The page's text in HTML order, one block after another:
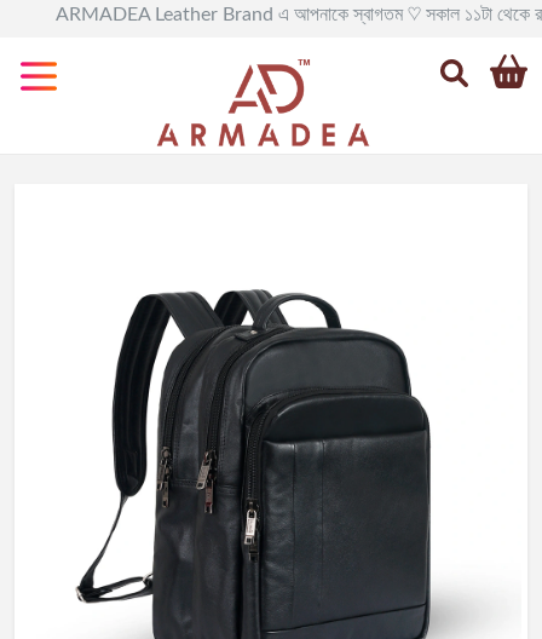
ARMADEA Leather Brand এ আপনাকে স্বাগতম ♡ সকাল ১১টা থেকে রাত ৯টা
Collection